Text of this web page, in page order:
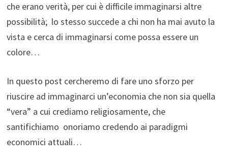
che erano verità, per cui è difficile immaginarsi altre
possibilità; lo stesso succede a chi non ha mai avuto la
vista e cerca di immaginarsi come possa essere un
colore…
In questo post cercheremo di fare uno sforzo per
riuscire ad immaginarci un’economia che non sia quella
“vera” a cui crediamo religiosamente, che
santifichiamo onoriamo credendo ai paradigmi
economici attuali…